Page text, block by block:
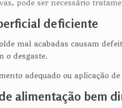
pode ser necessário
deficiente
mal acabadas causam
o desgaste.
adequado ou aplicação
alimentação bem